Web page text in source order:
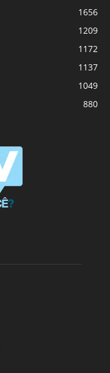
1656
1209
1172
1137
1049
880